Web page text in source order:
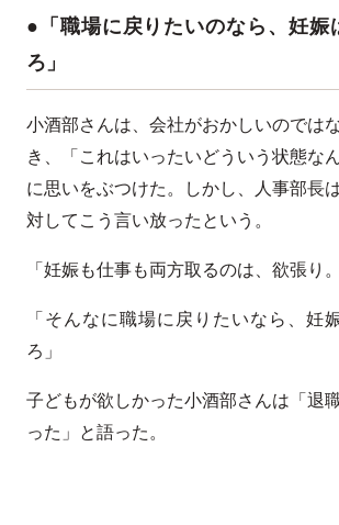
●「職場に戻りたいのなら、妊娠
ろ」
小酒部さんは、会社がおかしいのでは
き、「これはいったいどういう状態な
に思いをぶつけた。しかし、人事部長
対してこう言い放ったという。
「妊娠も仕事も両方取るのは、欲張り
「そんなに職場に戻りたいなら、妊
ろ」
子どもが欲しかった小酒部さんは「退
った」と語った。